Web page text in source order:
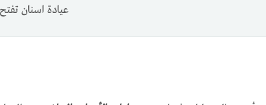
عيادة اسنان تفتح 24 ساعة بالرياض